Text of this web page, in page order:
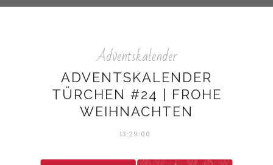
Adventskalender
ADVENTSKALENDER
TÜRCHEN #24 | FROHE
WEIHNACHTEN
13:29:00